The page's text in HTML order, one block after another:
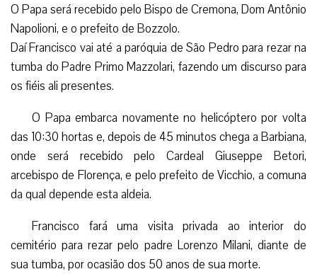
O Papa será recebido pelo Bispo de Cremona, Dom Antônio
Napolioni, e o prefeito de Bozzolo.
Daí Francisco vai até a paróquia de São Pedro para rezar na
tumba do Padre Primo Mazzolari, fazendo um discurso para
os fiéis ali presentes.
O Papa embarca novamente no helicóptero por volta
das 10:30 hortas e, depois de 45 minutos chega a Barbiana,
onde será recebido pelo Cardeal Giuseppe Betori,
arcebispo de Florença, e pelo prefeito de Vicchio, a comuna
da qual depende esta aldeia.
Francisco fará uma visita privada ao interior do
cemitério para rezar pelo padre Lorenzo Milani, diante de
sua tumba, por ocasião dos 50 anos de sua morte.